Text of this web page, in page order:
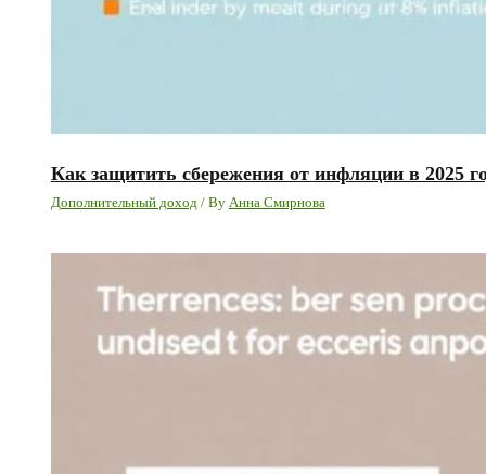
Как защитить сбережения от инфляции в 2025
Дополнительный доход / By Анна Смирнова